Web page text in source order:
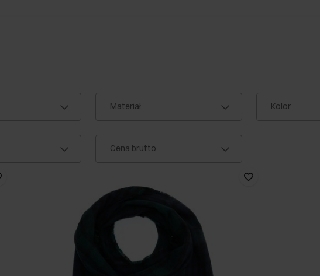
Materiał Kolor
Cena brutto